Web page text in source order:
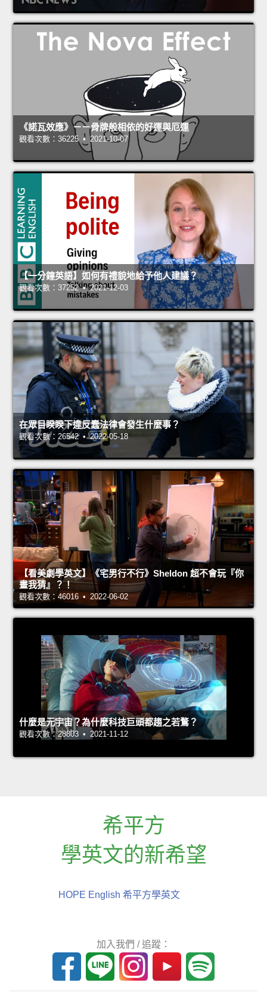
《諾瓦效應》－－骨牌般相依的好運與厄運
觀看次數：36225 • 2021-10-07
【一分鐘英語】如何有禮貌地給予他人建議？
觀看次數：37252 • 2021-12-03
在眾目睽睽下違反蠢法律會發生什麼事？
觀看次數：26542 • 2022-05-18
【看美劇學英文】《宅男行不行》Sheldon 超不會玩『你
畫我猜』？！
觀看次數：46016 • 2022-06-02
什麼是元宇宙？為什麼科技巨頭都趨之若鶩？
觀看次數：28803 • 2021-11-12
希平方
學英文的新希望
HOPE English 希平方學英文
加入我們 / 追蹤：